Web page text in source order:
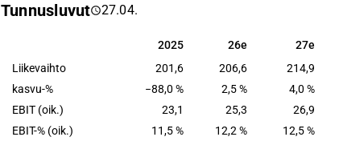
rinnakkaistuontiin ja erityislupavalmisteisiin.
asiantuntijapalveluja lääkeyrityksille ja apteekeille.
Tunnusluvut 27.04.
2025 26e 27e
2025 26e
27e
Liikevaihto
201,6 206,6
214,9
kasvu-%
−88,0 % 2,5 %
4,0 %
EBIT (oik.)
23,1 25,3
26,9
EBIT-% (oik.)
11,5 % 12,2 %
12,5 %